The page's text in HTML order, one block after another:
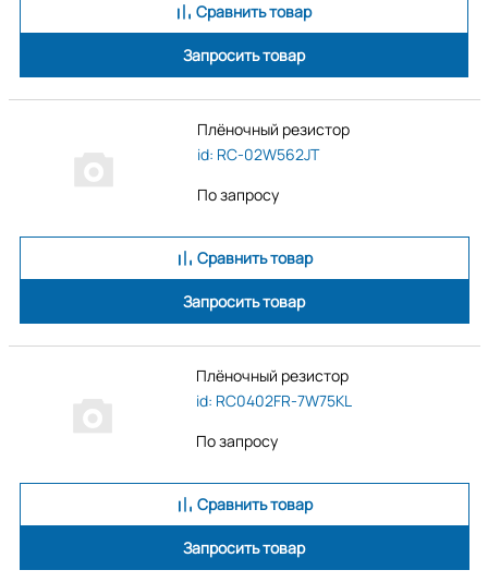
Сравнить товар
Запросить товар
Плёночный резистор
id: RC-02W562JT
По запросу
Сравнить товар
Запросить товар
Плёночный резистор
id: RC0402FR-7W75KL
По запросу
Сравнить товар
Запросить товар